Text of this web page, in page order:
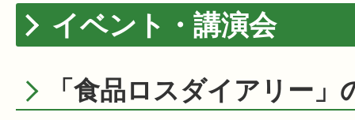
イベント・講演会
「食品ロスダイアリー」